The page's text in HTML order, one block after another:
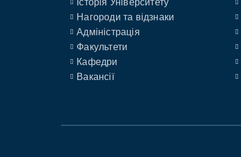
Історія Університету
Нагороди та відзнаки
Адміністрація
Факультети
Кафедри
Вакансії